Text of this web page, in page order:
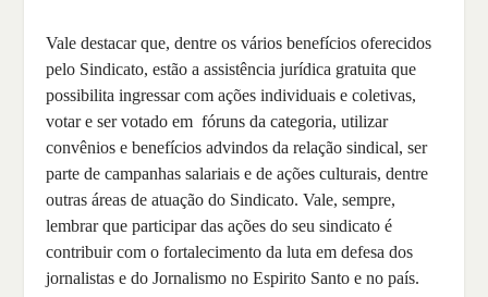
Vale destacar que, dentre os vários benefícios oferecidos
pelo Sindicato, estão a assistência jurídica gratuita que
possibilita ingressar com ações individuais e coletivas,
votar e ser votado em fóruns da categoria, utilizar
convênios e benefícios advindos da relação sindical, ser
parte de campanhas salariais e de ações culturais, dentre
outras áreas de atuação do Sindicato. Vale, sempre,
lembrar que participar das ações do seu sindicato é
contribuir com o fortalecimento da luta em defesa dos
jornalistas e do Jornalismo no Espirito Santo e no país.